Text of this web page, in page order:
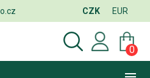
CZK EUR
0